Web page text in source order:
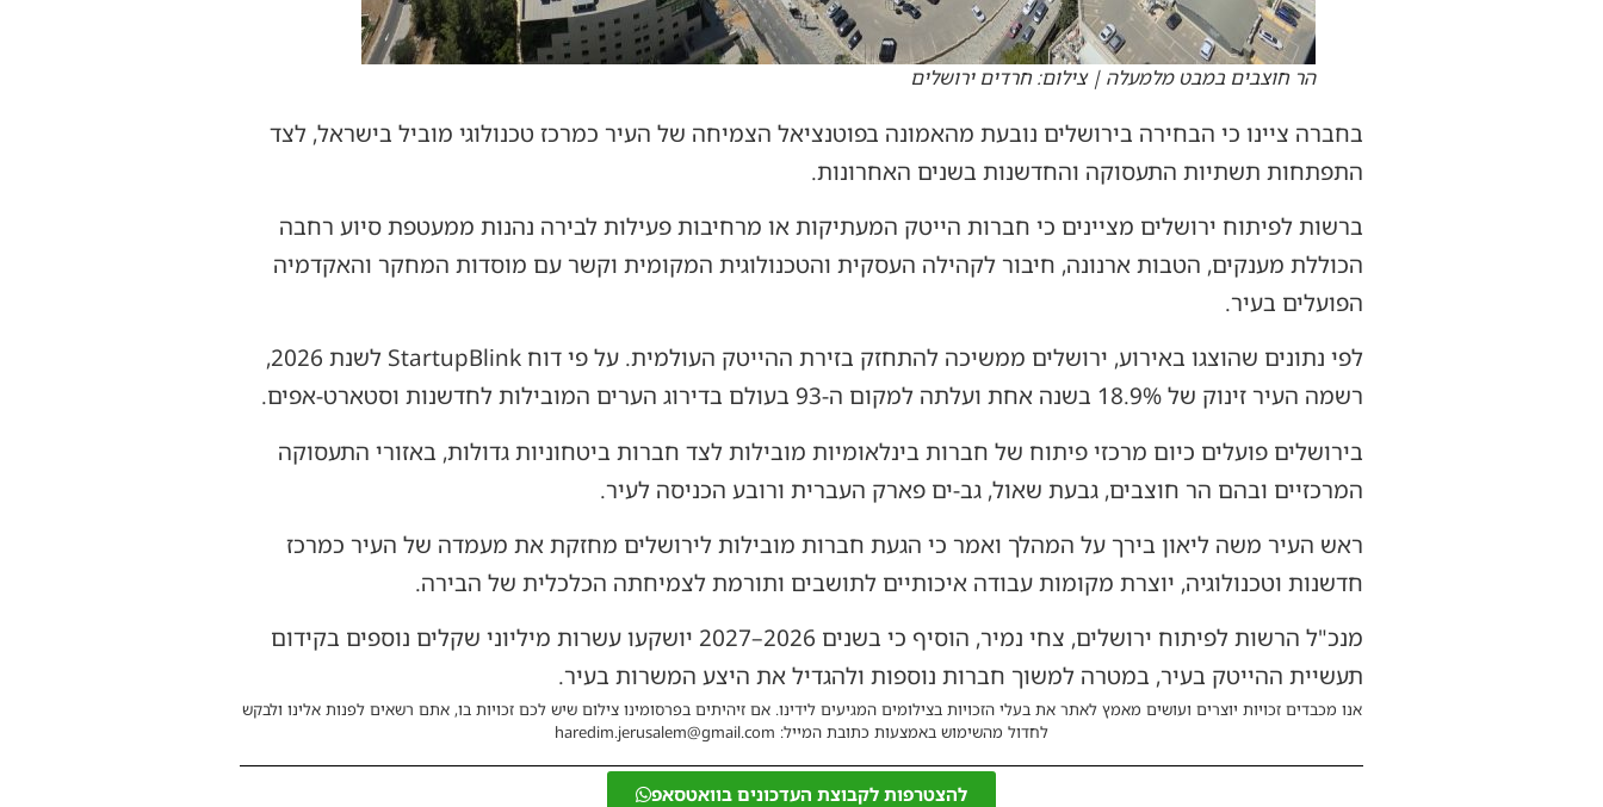
הר חוצבים במבט מלמעלה | צילום: חרדים ירושלים
בחברה ציינו כי הבחירה בירושלים נובעת מהאמונה בפוטנציאל הצמיחה של העיר כמרכז טכנולוגי מוביל בישראל, לצד
התפתחות תשתיות התעסוקה והחדשנות בשנים האחרונות.
ברשות לפיתוח ירושלים מציינים כי חברות הייטק המעתיקות או מרחיבות פעילות לבירה נהנות ממעטפת סיוע רחבה
הכוללת מענקים, הטבות ארנונה, חיבור לקהילה העסקית והטכנולוגית המקומית וקשר עם מוסדות המחקר והאקדמיה
הפועלים בעיר.
לפי נתונים שהוצגו באירוע, ירושלים ממשיכה להתחזק בזירת ההייטק העולמית. על פי דוח StartupBlink לשנת 2026,
רשמה העיר זינוק של 18.9% בשנה אחת ועלתה למקום ה-93 בעולם בדירוג הערים המובילות לחדשנות וסטארט-אפים.
בירושלים פועלים כיום מרכזי פיתוח של חברות בינלאומיות מובילות לצד חברות ביטחוניות גדולות, באזורי התעסוקה
המרכזיים ובהם הר חוצבים, גבעת שאול, גב-ים פארק העברית ורובע הכניסה לעיר.
ראש העיר משה ליאון בירך על המהלך ואמר כי הגעת חברות מובילות לירושלים מחזקת את מעמדה של העיר כמרכז
חדשנות וטכנולוגיה, יוצרת מקומות עבודה איכותיים לתושבים ותורמת לצמיחתה הכלכלית של הבירה.
מנכ"ל הרשות לפיתוח ירושלים, צחי נמיר, הוסיף כי בשנים 2026–2027 יושקעו עשרות מיליוני שקלים נוספים בקידום
תעשיית ההייטק בעיר, במטרה למשוך חברות נוספות ולהגדיל את היצע המשרות בעיר.
אנו מכבדים זכויות יוצרים ועושים מאמץ לאתר את בעלי הזכויות בצילומים המגיעים לידינו. אם זיהיתים בפרסומינו צילום שיש לכם זכויות בו, אתם רשאים לפנות אלינו ולבקש
לחדול מהשימוש באמצעות כתובת המייל: haredim.jerusalem@gmail.com
להצטרפות לקבוצת העדכונים בוואטסאפ